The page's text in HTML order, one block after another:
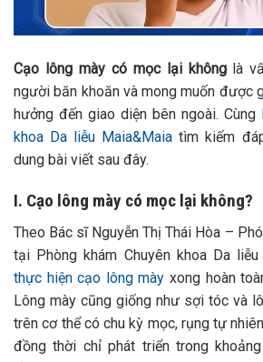
Cạo lông mày có mọc lại khônglà
người băn khoăn và mong muốn được
hưởng đến giao diện bên ngoài. Cùng
khoa Da liễu Maia&Maia tìm kiếm
dung bài viết sau đây.
I. Cạo lông mày có mọc lại không?
Theo Bác sĩ Nguyễn Thị Thái Hòa –
tại Phòng khám Chuyên khoa Da
thực hiện cạo lông mày xong hoàn
Lông mày cũng giống như sợi tóc và
trên cơ thể có chu kỳ mọc, rụng tự
đồng thời chỉ phát triển trong